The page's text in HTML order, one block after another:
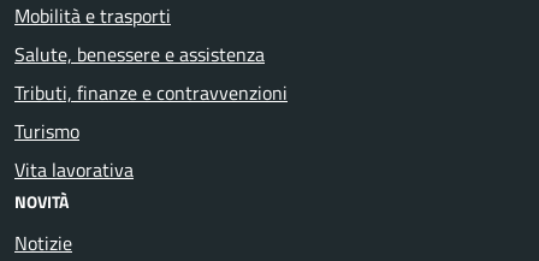
Mobilità e trasporti
Salute, benessere e assistenza
Tributi, finanze e contravvenzioni
Turismo
Vita lavorativa
NOVITÀ
Notizie